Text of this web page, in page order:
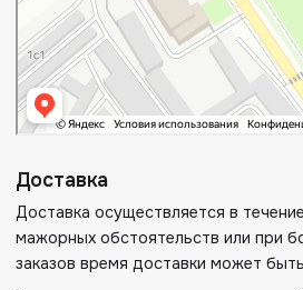
Доставка
Доставка осуществляется в
мажорных обстоятельств или при
заказов время доставки может